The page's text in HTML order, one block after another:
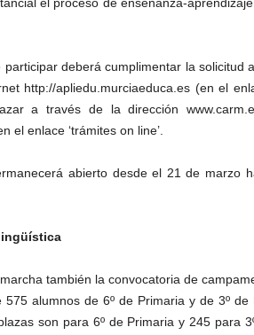
participar deberá cumplimentar la solicitud
http://apliedu.murciaeduca.es (en el
a través de la dirección
el enlace ‘trámites on line’.
abierto desde el 21 de marzo
también la convocatoria de
alumnos de 6º de Primaria y de 3º
son para 6º de Primaria y 245 para